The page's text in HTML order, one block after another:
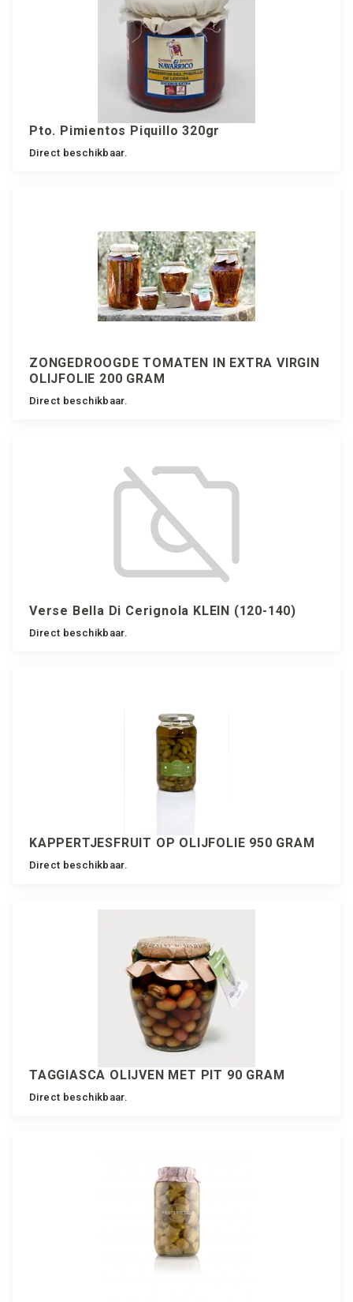
Pto. Pimientos Piquillo 320gr
Direct beschikbaar.
ZONGEDROOGDE TOMATEN IN EXTRA VIRGIN
OLIJFOLIE 200 GRAM
Direct beschikbaar.
Verse Bella Di Cerignola KLEIN (120-140)
Direct beschikbaar.
KAPPERTJESFRUIT OP OLIJFOLIE 950 GRAM
Direct beschikbaar.
TAGGIASCA OLIJVEN MET PIT 90 GRAM
Direct beschikbaar.